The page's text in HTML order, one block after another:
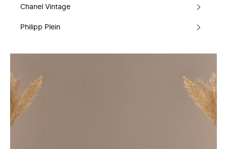
Chanel Vintage
Philipp Plein